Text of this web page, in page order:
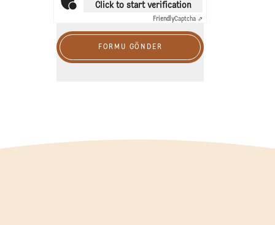
Click to start verification
FriendlyCaptcha ⇗
FORMU GÖNDER